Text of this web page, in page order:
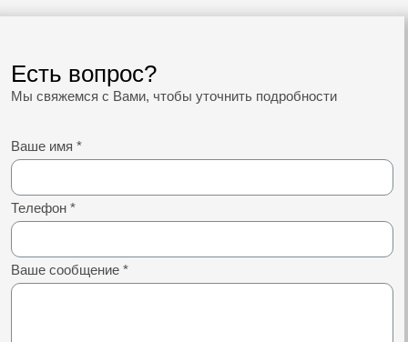
Есть вопрос?
Мы свяжемся с Вами, чтобы уточнить подробности
Ваше имя *
Телефон *
Ваше сообщение *